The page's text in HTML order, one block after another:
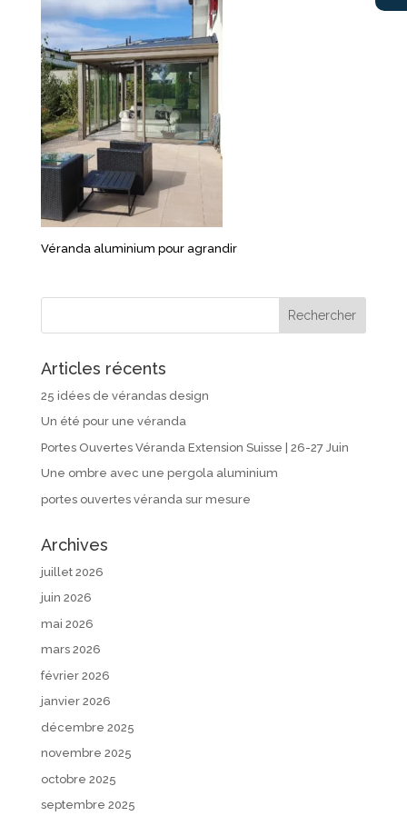
Véranda aluminium pour agrandir
Articles récents
25 idées de vérandas design
Un été pour une véranda
Portes Ouvertes Véranda Extension Suisse | 26-27 Juin
Une ombre avec une pergola aluminium
portes ouvertes véranda sur mesure
Archives
juillet 2026
juin 2026
mai 2026
mars 2026
février 2026
janvier 2026
décembre 2025
novembre 2025
octobre 2025
septembre 2025